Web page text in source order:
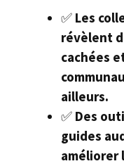
✅ Les
révèlent
cachées
ailleurs.
✅ Des
guides
améliorer